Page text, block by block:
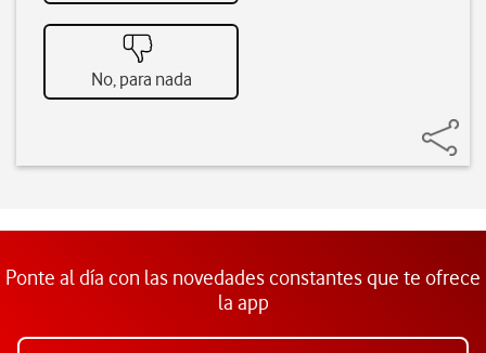
No, para nada
Ponte al día con las novedades constantes que te ofrece
la app